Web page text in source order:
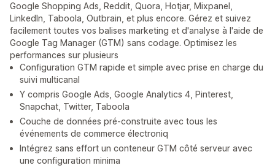
Google Shopping Ads, Reddit, Quora, Hotjar, Mixpanel,
LinkedIn, Taboola, Outbrain, et plus encore. Gérez et suivez
facilement toutes vos balises marketing et d'analyse à l'aide de
Google Tag Manager (GTM) sans codage. Optimisez les
performances sur plusieurs
Configuration GTM rapide et simple avec prise en charge du
suivi multicanal
Y compris Google Ads, Google Analytics 4, Pinterest,
Snapchat, Twitter, Taboola
Couche de données pré-construite avec tous les
événements de commerce électroniq
Intégrez sans effort un conteneur GTM côté serveur avec
une configuration minima